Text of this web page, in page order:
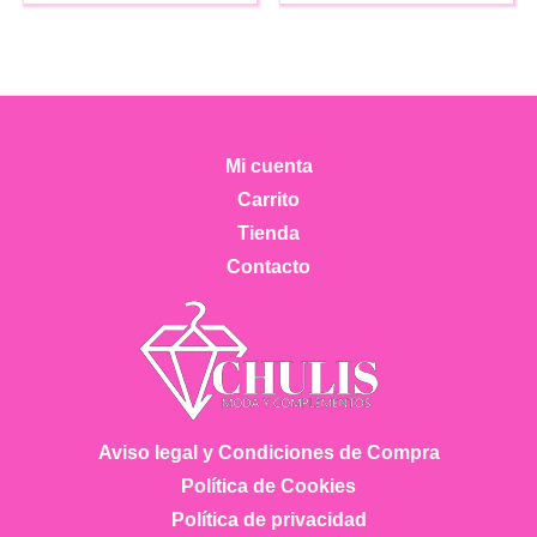
múltiples
de
producto
Mi cuenta
Carrito
Tienda
Contacto
Aviso legal y Condiciones de Compra
Política de Cookies
Política de privacidad